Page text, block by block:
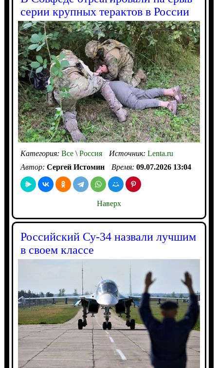
серии крупных терактов в России
Категория: Все\Россия Источник: Lenta.ru
Автор: Сергей Истомин Время: 09.07.2026 13:04
Наверх
Российский Су-34 назвали лучшим
в своем классе